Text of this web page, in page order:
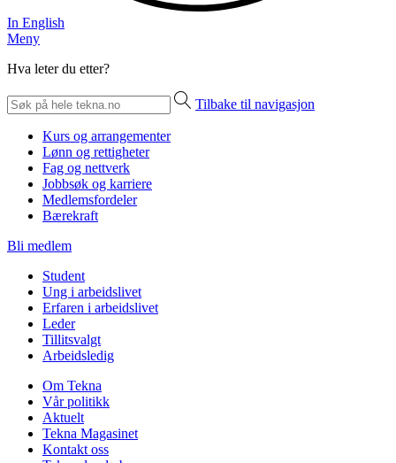
In English
Meny
Hva leter du etter?
Tilbake til navigasjon
Kurs og arrangementer
Lønn og rettigheter
Fag og nettverk
Jobbsøk og karriere
Medlemsfordeler
Bærekraft
Bli medlem
Student
Ung i arbeidslivet
Erfaren i arbeidslivet
Leder
Tillitsvalgt
Arbeidsledig
Om Tekna
Vår politikk
Aktuelt
Tekna Magasinet
Kontakt oss